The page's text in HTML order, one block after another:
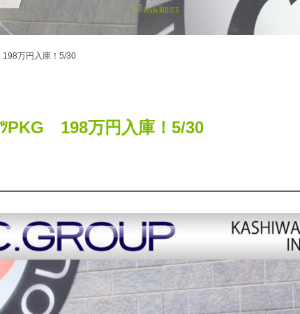
News&Topics
198万円入庫！5/30
ﾂPKG 198万円入庫！5/30